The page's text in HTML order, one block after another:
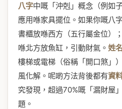
八字中嘅「沖剋」概念（例如
應用喺家具擺位。如果你嘅八
書櫃放喺西方（五行屬金位）
喺北方放魚缸，引動財氣。 姓
樓梯或電梯（俗稱「開口煞」
風化解。呢啲方法背後都有資
究發現，超過70%嘅「漏財屋
題。